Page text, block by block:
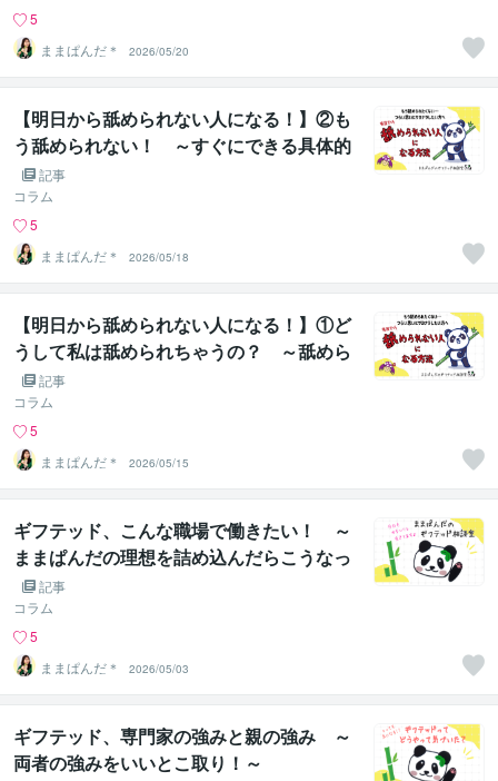
5
ままぱんだ＊
2026/05/20
【明日から舐められない人になる！】②も
う舐められない！ ～すぐにできる具体的
な行動３選～
記事
コラム
5
ままぱんだ＊
2026/05/18
【明日から舐められない人になる！】①ど
うして私は舐められちゃうの？ ～舐めら
れる舐められないの境界線とは～
記事
コラム
5
ままぱんだ＊
2026/05/15
ギフテッド、こんな職場で働きたい！ ～
ままぱんだの理想を詰め込んだらこうなっ
た～記事
コラム
5
ままぱんだ＊
2026/05/03
ギフテッド、専門家の強みと親の強み ～
両者の強みをいいとこ取り！～